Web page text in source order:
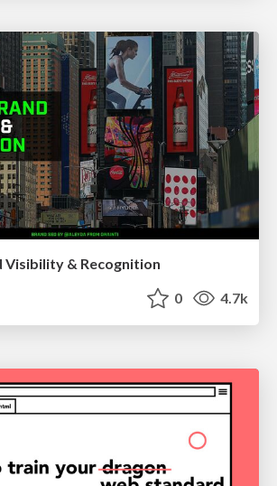
Visibility & Recognition
0 4.7k